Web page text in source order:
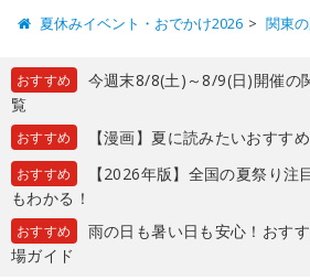
夏休みイベント・おでかけ2026 関東
おすすめ
今週末8/8(土)～8/9(日)開催の
覧
おすすめ 【漫画】夏に読みたいおすす
おすすめ
【2026年版】全国の夏祭り
もわかる！
おすすめ
雨の日も暑い日も安心！おす
場ガイド